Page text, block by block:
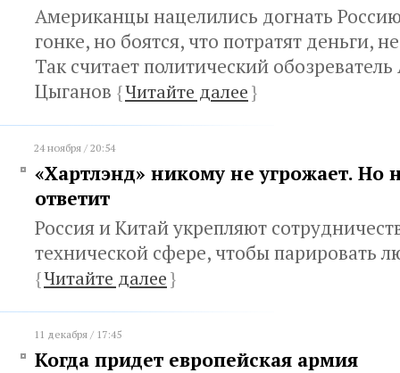
Американцы нацелились догнать
гонке, но боятся, что потратят деньги,
Так считает политический
Цыганов {Читайте далее}
24 ноября / 20:54
«Хартлэнд» никому не угрожает. Но
ответит
Россия и Китай укрепляют
технической сфере, чтобы парировать
{Читайте далее}
11 декабря / 17:45
Когда придет европейская армия